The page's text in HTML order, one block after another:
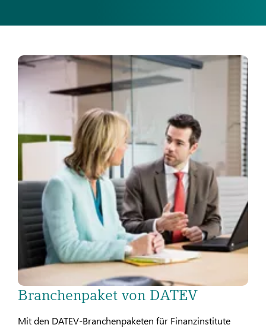
Branchenpaket von DATEV
Mit den DATEV-Branchenpaketen für Finanzinstitute